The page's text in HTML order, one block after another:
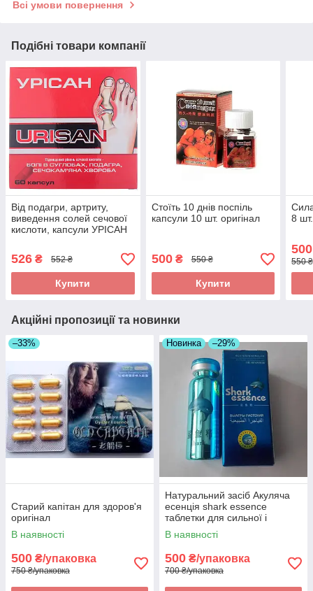
Всі умови повернення
Подібні товари компанії
Від подагри, артриту,
виведення солей сечової
кислоти, капсули УРІСАН
Одеса оригінал
526 ₴ 552 ₴
Купити
Стоїть 10 днів поспіль
капсули 10 шт. оригінал
500₴ 550 ₴
Купити
8
500
550
Акційні пропозиції та новинки
–33%
Старий капітан для здоров'я
оригінал
В наявності
500 ₴/упаковка
750 ₴/упаковка
Новинка –29%
Натуральний засіб Акуляча
есенція shark essence
таблетки для сильної і
впевненої ерекції оригінал
В наявності
500 ₴/упаковка
700 ₴/упаковка